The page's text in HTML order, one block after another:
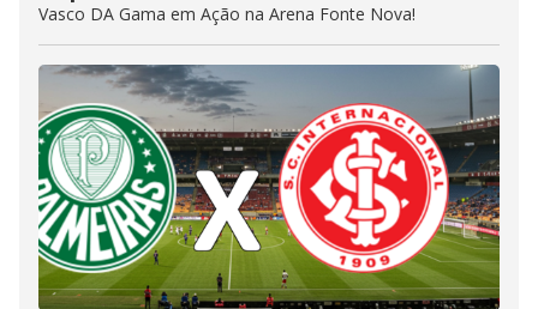
Vasco DA Gama em Ação na Arena Fonte Nova!